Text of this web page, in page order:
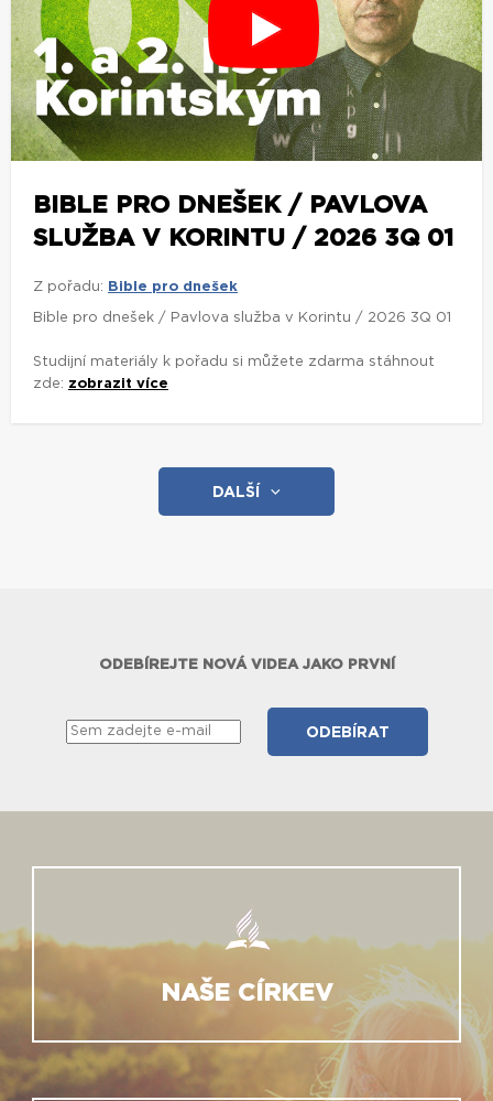
BIBLE PRO DNEŠEK / PAVLOVA
SLUŽBA V KORINTU / 2026 3Q 01
Z pořadu: Bible pro dnešek
Bible pro dnešek / Pavlova služba v Korintu / 2026 3Q 01
Studijní materiály k pořadu si můžete zdarma stáhnout
zde: zobrazit více
DALŠÍ
ODEBÍREJTE NOVÁ VIDEA JAKO PRVNÍ
NAŠE CÍRKEV